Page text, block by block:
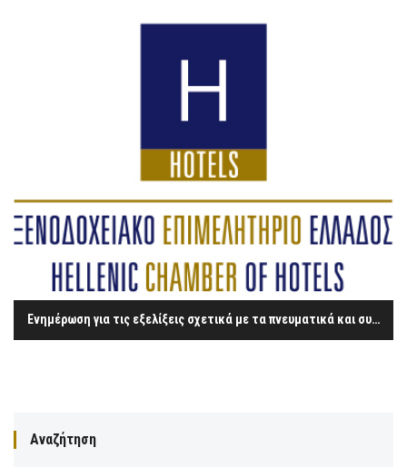
Ενημέρωση για τις εξελίξεις σχετικά με τα πνευματικά και συγγενικά δικαιώματα – η περίπτωση του ΟΣΔ «ΔΙΑΣ»
Αναζήτηση